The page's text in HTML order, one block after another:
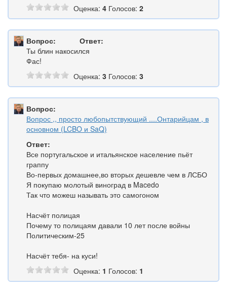
Оценка: 4 Голосов: 2
Вопрос:
Ответ:
Ты блин накосился
Фас!
Оценка: 3 Голосов: 3
Вопрос:
Вопрос ,, просто любопытствующий ....Онтарийцам , в
основном (LCBO и SaQ)
Ответ:
Все португальское и итальянское население пьёт
граппу
Во-первых домашнее,во вторых дешевле чем в ЛСБО
Я покупаю молотый виноград в Macedo
Так что можеш называть это самогоном
Насчёт полицая
Почему то полицаям давали 10 лет после войны
Политическим-25
Насчёт тебя- на куси!
Оценка: 1 Голосов: 1